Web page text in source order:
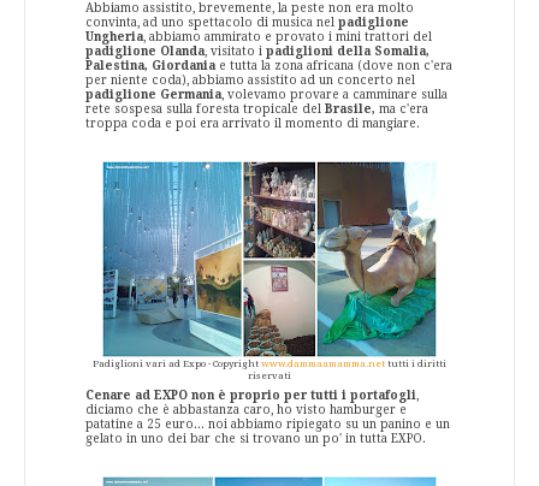
Abbiamo assistito, brevemente, la peste non era molto
convinta, ad uno spettacolo di musica nel padiglione
Ungheria, abbiamo ammirato e provato i mini trattori del
padiglione Olanda, visitato i padiglioni della Somalia,
Palestina, Giordania e tutta la zona africana (dove non c'era
per niente coda), abbiamo assistito ad un concerto nel
padiglione Germania, volevamo provare a camminare sulla
rete sospesa sulla foresta tropicale del Brasile, ma c'era
troppa coda e poi era arrivato il momento di mangiare.
Padiglioni vari ad Expo - Copyright www.dammaamamma.net tutti i diritti
riservati
Cenare ad EXPO non è proprio per tutti i portafogli,
diciamo che è abbastanza caro, ho visto hamburger e
patatine a 25 euro... noi abbiamo ripiegato su un panino e un
gelato in uno dei bar che si trovano un po' in tutta EXPO.